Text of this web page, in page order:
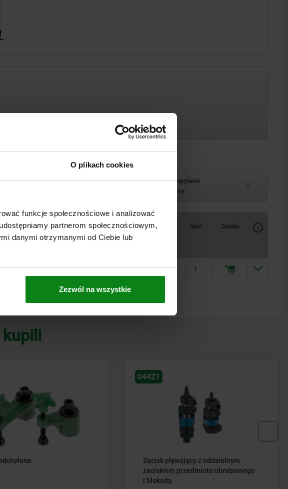
O plikach cookies
funkcje społecznościowe i analizować
partnerom społecznościowym,
danymi otrzymanymi od Ciebie lub
Zezwól na wszystkie
Wysyłka od ręki
Termin dostawy na zapytanie
Chwilowo niedostępny
CAD
Dostępność
Ilość Zamów
172,04 PLN
kupili
z oddzielnym
04624-40
Napinacze dźwigniowe hydrauliczne
podwójnego działania